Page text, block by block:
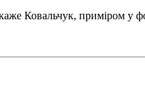
Ковальчук, приміром у